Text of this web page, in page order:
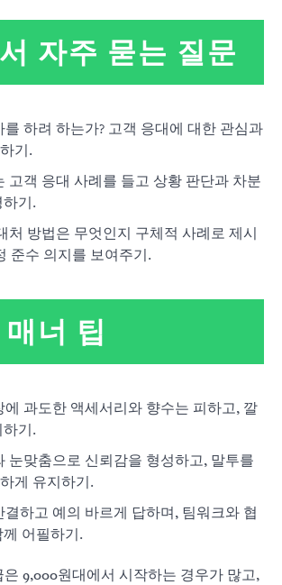
자주 묻는 질문
를 하려 하는가? 고객 응대에 대한 관심과
기.
고객 응대 사례를 들고 상황 판단과 차분
기.
처 방법은 무엇인지 구체적 사례로 제시
준수 의지를 보여주기.
너 팁
에 과도한 액세서리와 향수는 피하고, 깔
기.
눈맞춤으로 신뢰감을 형성하고, 말투를
게 유지하기.
결하고 예의 바르게 답하며, 팀워크와 협
어필하기.
9,000원대에서 시작하는 경우가 많고,